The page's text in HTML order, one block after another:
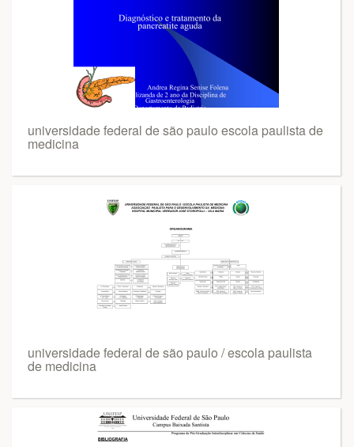
universidade federal de são paulo escola paulista de
medicina
universidade federal de são paulo / escola paulista
de medicina